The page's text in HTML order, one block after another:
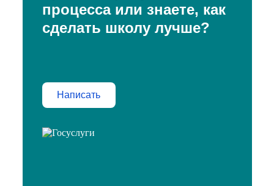
процесса или знаете, как
сделать школу лучше?
Написать